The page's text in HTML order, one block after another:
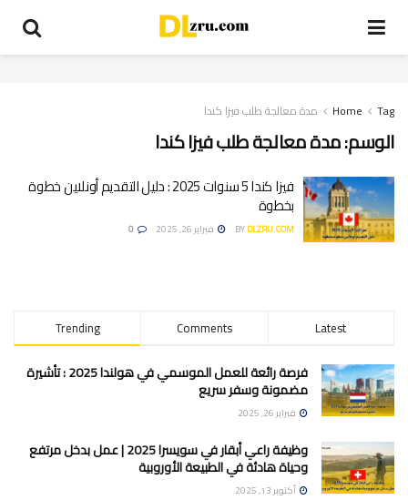
Home Tag مدة معالجة طلب فيزا كندا
الوسم:مدة معالجة طلب فيزا كندا
فيزا كندا 5 سنوات 2025 : دليل التقديم أونلاين خطوة
بخطوة
BYDLZRU.COM فبراير 26, 2025
Trending Comments Latest
فرصة رائعة للعمل الموسمي في هولندا 2025 : تأشيرة
مضمونة وسفر سريع
فبراير 26, 2025
وظيفة راعي أبقار في سويسرا 2025 | عمل بدخل مرتفع
وحياة هادئة في الطبيعة الأوروبية
أكتوبر 13, 2025